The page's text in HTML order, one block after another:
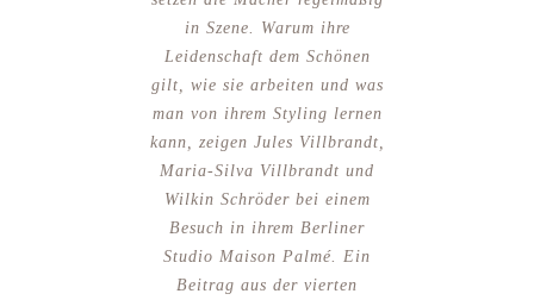
in Szene. Warum ihre
Leidenschaft dem Schönen
gilt, wie sie arbeiten und was
man von ihrem Styling lernen
kann, zeigen Jules Villbrandt,
Maria-Silva Villbrandt und
Wilkin Schröder bei einem
Besuch in ihrem Berliner
Studio Maison Palmé. Ein
Beitrag aus der vierten